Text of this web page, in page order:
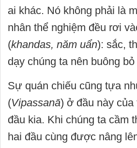
ai khác. Nó không phải là
nhân thể nghiệm đều rơi
(khandas, năm uẩn): sắc,
dạy chúng ta nên buông
Sự quán chiếu cũng tựa
(Vipassanā) ở đầu này của
đầu kia. Khi chúng ta cầm
hai đầu cùng được nâng